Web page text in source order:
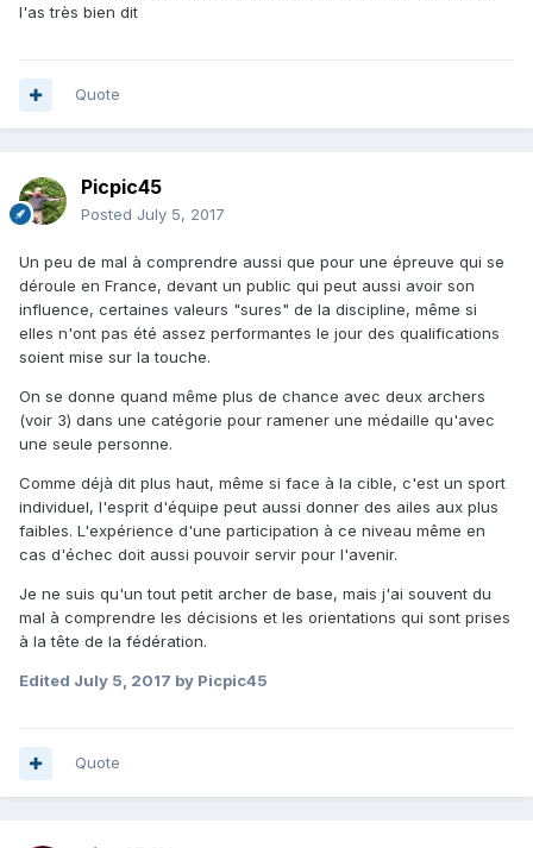
l'as très bien dit
Quote
Picpic45
Posted July 5, 2017
Un peu de mal à comprendre aussi que pour une épreuve qui se
déroule en France, devant un public qui peut aussi avoir son
influence, certaines valeurs "sures" de la discipline, même si
elles n'ont pas été assez performantes le jour des qualifications
soient mise sur la touche.
On se donne quand même plus de chance avec deux archers
(voir 3) dans une catégorie pour ramener une médaille qu'avec
une seule personne.
Comme déjà dit plus haut, même si face à la cible, c'est un sport
individuel, l'esprit d'équipe peut aussi donner des ailes aux plus
faibles. L'expérience d'une participation à ce niveau même en
cas d'échec doit aussi pouvoir servir pour l'avenir.
Je ne suis qu'un tout petit archer de base, mais j'ai souvent du
mal à comprendre les décisions et les orientations qui sont prises
à la tête de la fédération.
Edited July 5, 2017 by Picpic45
Quote